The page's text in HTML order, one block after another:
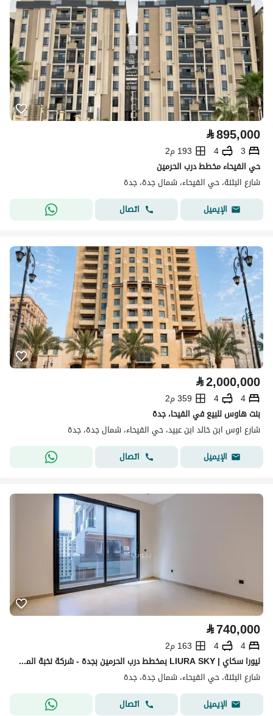
⃁895,000
3
4
193 م2
حي الفيحاء مخطط درب الحرمين
شارع البثنة، حي الفيحاء، شمال جدة، جدة
الإيميل
اتصال
⃁2,000,000
4
4
359 م2
بنت هاوس للبيع في الفيحا، جدة
شارع اوس ابن خالد ابن عبيد، حي الفيحاء، شمال جدة، جدة
الإيميل
اتصال
⃁740,000
4
4
163 م2
ليورا سكاي | LIURA SKY بمخطط درب الحرمين بجدة - شركة نخبة المباني للتطوير العقاري
شارع البثنة، حي الفيحاء، شمال جدة، جدة
الإيميل
اتصال